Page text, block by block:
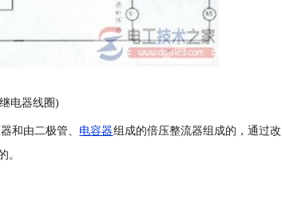
电器线圈)
和由二极管、 电容器组成的倍压整流器组成的，通过改
。